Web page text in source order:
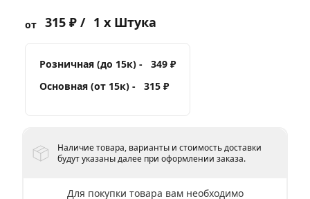
от 315 ₽ / 1 x Штука
Розничная (до 15к) -
349 ₽
Основная (от 15к) -
315 ₽
Наличие товара, варианты и стоимость доставки
будут указаны далее при оформлении заказа.
Для покупки товара вам необходимо